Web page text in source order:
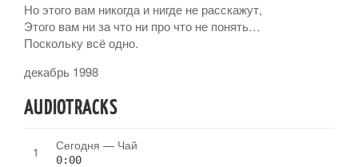
Но этого вам никогда и нигде не расскажут,
Этого вам ни за что ни про что не понять…
Поскольку всё одно.
декабрь 1998
AUDIOTRACKS
Сегодня — Чай
0:00